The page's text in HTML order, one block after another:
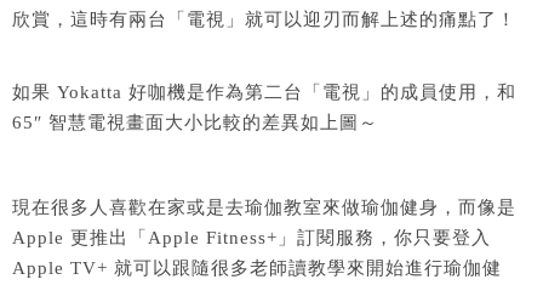
欣賞，這時有兩台「電視」就可以迎刃而解上述的痛點了！
如果 Yokatta 好咖機是作為第二台「電視」的成員使用，和
65″ 智慧電視畫面大小比較的差異如上圖～
現在很多人喜歡在家或是去瑜伽教室來做瑜伽健身，而像是
Apple 更推出「Apple Fitness+」訂閱服務，你只要登入
Apple TV+ 就可以跟隨很多老師讀教學來開始進行瑜伽健